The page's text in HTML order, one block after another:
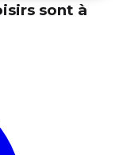
sont à